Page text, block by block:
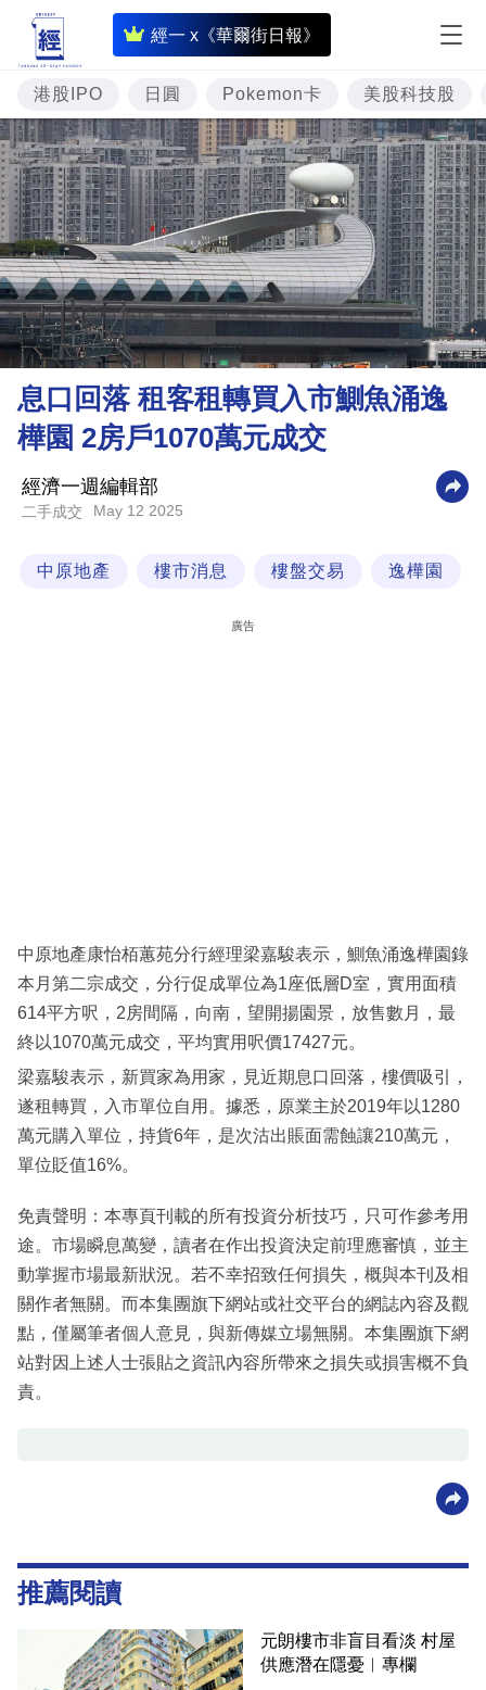
經一 x《華爾街日報》
即
時
財
經
專
題
投
資
樓
市
理
財
商
業
科
區
港股IPO 日圓 Pokemon卡 美股科技股
息口回落 租客租轉買入市鰂魚涌逸
樺園 2房戶1070萬元成交
經濟一週編輯部
二手成交 May 12 2025
中原地產 樓市消息 樓盤交易 逸樺園
廣告
中原地產康怡栢蕙苑分行經理梁嘉駿表示，鰂魚涌逸樺園錄
本月第二宗成交，分行促成單位為1座低層D室，實用面積
614平方呎，2房間隔，向南，望開揚園景，放售數月，最
終以1070萬元成交，平均實用呎價17427元。
梁嘉駿表示，新買家為用家，見近期息口回落，樓價吸引，
遂租轉買，入市單位自用。據悉，原業主於2019年以1280
萬元購入單位，持貨6年，是次沽出賬面需蝕讓210萬元，
單位貶值16%。
免責聲明：本專頁刊載的所有投資分析技巧，只可作參考用
途。市場瞬息萬變，讀者在作出投資決定前理應審慎，並主
動掌握市場最新狀況。若不幸招致任何損失，概與本刊及相
關作者無關。而本集團旗下網站或社交平台的網誌內容及觀
點，僅屬筆者個人意見，與新傳媒立場無關。本集團旗下網
站對因上述人士張貼之資訊內容所帶來之損失或損害概不負
責。
推薦閱讀
元朗樓市非盲目看淡 村屋
供應潛在隱憂︳專欄